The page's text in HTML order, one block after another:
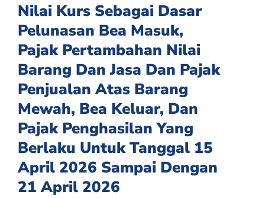
Nilai Kurs Sebagai Dasar
Pelunasan Bea Masuk,
Pajak Pertambahan Nilai
Barang Dan Jasa Dan Pajak
Penjualan Atas Barang
Mewah, Bea Keluar, Dan
Pajak Penghasilan Yang
Berlaku Untuk Tanggal 15
April 2026 Sampai Dengan
21 April 2026